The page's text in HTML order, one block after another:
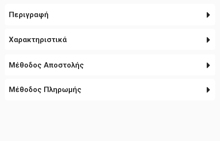
Περιγραφή
Χαρακτηριστικά
Μέθοδος Αποστολής
Μέθοδος Πληρωμής